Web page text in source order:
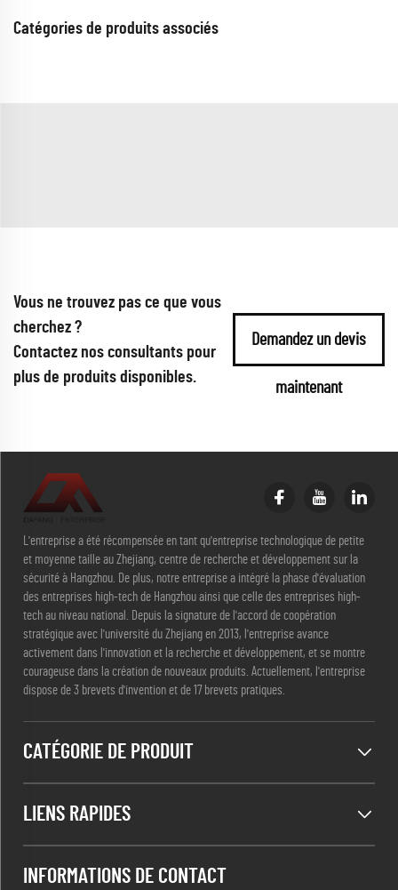
Catégories de produits associés
Vous ne trouvez pas ce que vous
cherchez ?
Contactez nos consultants pour
plus de produits disponibles.
Demandez un devis
maintenant
L'entreprise a été récompensée en tant qu'entreprise technologique de petite
et moyenne taille au Zhejiang, centre de recherche et développement sur la
sécurité à Hangzhou. De plus, notre entreprise a intégré la phase d'évaluation
des entreprises high-tech de Hangzhou ainsi que celle des entreprises high-
tech au niveau national. Depuis la signature de l'accord de coopération
stratégique avec l'université du Zhejiang en 2013, l'entreprise avance
activement dans l'innovation et la recherche et développement, et se montre
courageuse dans la création de nouveaux produits. Actuellement, l'entreprise
dispose de 3 brevets d'invention et de 17 brevets pratiques.
CATÉGORIE DE PRODUIT
LIENS RAPIDES
INFORMATIONS DE CONTACT